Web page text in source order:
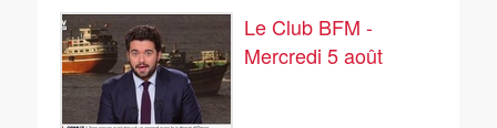
Le Club BFM -
Mercredi 5 août